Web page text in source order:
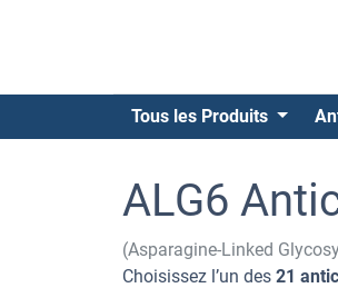
Tous les Produits
ALG6
(Asparagine-Linked
Choisissez l’un des 21